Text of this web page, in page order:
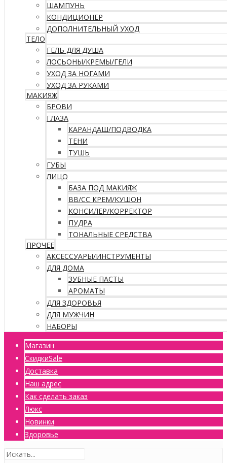
ШАМПУНЬ
КОНДИЦИОНЕР
ДОПОЛНИТЕЛЬНЫЙ УХОД
ТЕЛО
ГЕЛЬ ДЛЯ ДУША
ЛОСЬОНЫ/КРЕМЫ/ГЕЛИ
УХОД ЗА НОГАМИ
УХОД ЗА РУКАМИ
МАКИЯЖ
БРОВИ
ГЛАЗА
КАРАНДАШ/ПОДВОДКА
ТЕНИ
ТУШЬ
ГУБЫ
ЛИЦО
БАЗА ПОД МАКИЯЖ
ВВ/CC КРЕМ/КУШОН
КОНСИЛЕР/КОРРЕКТОР
ПУДРА
ТОНАЛЬНЫЕ СРЕДСТВА
ПРОЧЕЕ
АКСЕССУАРЫ/ИНСТРУМЕНТЫ
ДЛЯ ДОМА
ЗУБНЫЕ ПАСТЫ
АРОМАТЫ
ДЛЯ ЗДОРОВЬЯ
ДЛЯ МУЖЧИН
НАБОРЫ
Магазин
СкидкиSale
Доставка
Наш адрес
Как сделать заказ
Люкс
Новинки
Здоровье